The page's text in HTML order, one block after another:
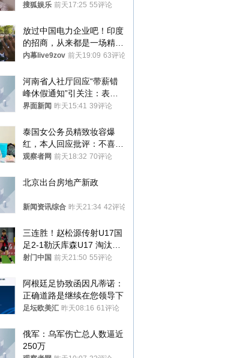
搜狐娱乐 前天17:25 55评论
放过中国电力企业吧！印度
的招商，从来都是一场精准
收割
内幕live9zov 前天19:09 63评论
河南省人社厅回应“带薪错
峰休假通知”引关注：表述
不够准确，待修改后印发
界面新闻 昨天15:41 39评论
泰国女公务员精致妆容爆
红，本人回应批评：不喜欢
就别看
观察者网 前天18:32 70评论
北京出台房地产新政
新闻资讯综合 昨天21:34 42评论
三连胜！赵松源传射U17国
足2-1勒沃库森U17 淘汰赛
将战河床
射门中国 前天21:50 55评论
阿根廷足协致函因凡蒂诺：
正确道路是继续在您领导下
足坛欧美汇 昨天08:16 61评论
俄军：乌军伤亡总人数逼近
250万